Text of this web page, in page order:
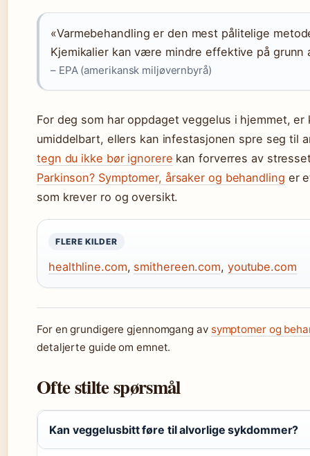
«Varmebehandling er den mest pålitelige
Kjemikalier kan være mindre effektive på grunn
– EPA (amerikansk miljøvernbyrå)
For deg som har oppdaget veggelus i hjemmet,
umiddelbart, ellers kan infestasjonen spre seg til
tegn du ikke bør ignorere kan forverres av
Parkinson? Symptomer, årsaker og behandling er
som krever ro og oversikt.
FLERE KILDER
healthline.com, smithereen.com, youtube.com
For en grundigere gjennomgang av symptomer og
detaljerte guide om emnet.
Ofte stilte spørsmål
Kan veggelusbitt føre til alvorlige sykdommer?